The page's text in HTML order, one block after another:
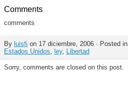
Comments
comments
By luisfi on 17 diciembre, 2006 · Posted in
Estados Unidos, ley, Libertad
Sorry, comments are closed on this post.